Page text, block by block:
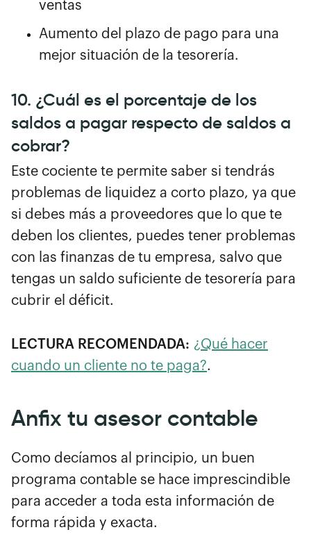
ventas
Aumento del plazo de pago para una
mejor situación de la tesorería.
10. ¿Cuál es el porcentaje de los
saldos a pagar respecto de saldos a
cobrar?
Este cociente te permite saber si tendrás
problemas de liquidez a corto plazo, ya que
si debes más a proveedores que lo que te
deben los clientes, puedes tener problemas
con las finanzas de tu empresa, salvo que
tengas un saldo suficiente de tesorería para
cubrir el déficit.
LECTURA RECOMENDADA: ¿Qué hacer
cuando un cliente no te paga?.
Anfix tu asesor contable
Como decíamos al principio, un buen
programa contable se hace imprescindible
para acceder a toda esta información de
forma rápida y exacta.